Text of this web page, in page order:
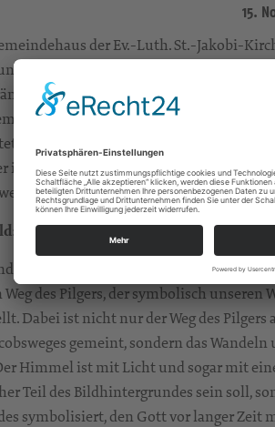
15.
der Ev.-Luth. St.-Jakobi-
, Renovierungs- und
und wurde modernisiert. Auch ein
„Das Bild ist ein
wurden. Ich habe dann alles nur noch in
in Stollberg geborene Künstler Gerhard
war.
:
Acrylfarbe führen durch eine
des Pilgers, der symbolisch unseren
Dabei ist nicht nur der Weg des Pilgers
gemeint, sondern das Wandeln
Himmel ist mit Licht und sogar mit
Teil des Bildhintergrundes sein soll,
symbolisiert, den Gott vor langer Zeit